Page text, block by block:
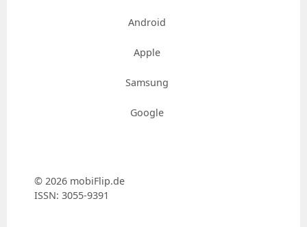
Android
Apple
Samsung
Google
© 2026 mobiFlip.de
ISSN: 3055-9391